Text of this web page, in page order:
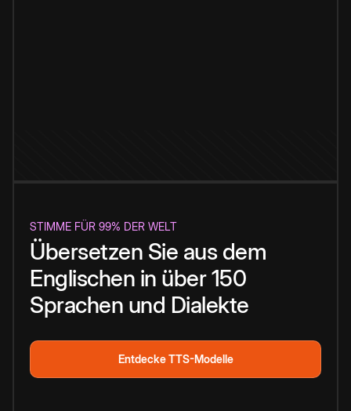
STIMME FÜR 99% DER WELT
Übersetzen Sie aus dem
Englischen in über 150
Sprachen und Dialekte
Entdecke TTS-Modelle